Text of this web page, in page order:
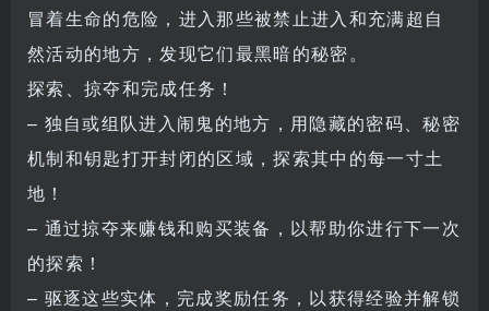
冒着生命的危险，进入那些被禁止进入和充满超自
然活动的地方，发现它们最黑暗的秘密。
探索、掠夺和完成任务！
– 独自或组队进入闹鬼的地方，用隐藏的密码、秘密
机制和钥匙打开封闭的区域，探索其中的每一寸土
地！
– 通过掠夺来赚钱和购买装备，以帮助你进行下一次
的探索！
– 驱逐这些实体，完成奖励任务，以获得经验并解锁